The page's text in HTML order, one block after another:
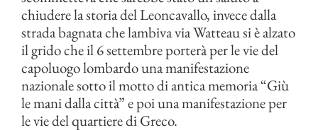
chiudere la storia del Leoncavallo, invece dalla
strada bagnata che lambiva via Watteau si è alzato
il grido che il 6 settembre porterà per le vie del
capoluogo lombardo una manifestazione
nazionale sotto il motto di antica memoria “Giù
le mani dalla città” e poi una manifestazione per
le vie del quartiere di Greco.